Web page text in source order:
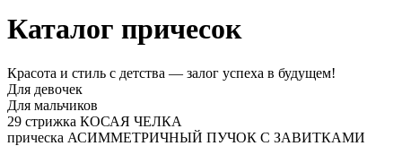
Каталог причесок
Красота и стиль с детства — залог успеха в будущем!
Для девочек
Для мальчиков
29 стрижка КОСАЯ ЧЕЛКА
прическа АСИММЕТРИЧНЫЙ ПУЧОК С ЗАВИТКАМИ